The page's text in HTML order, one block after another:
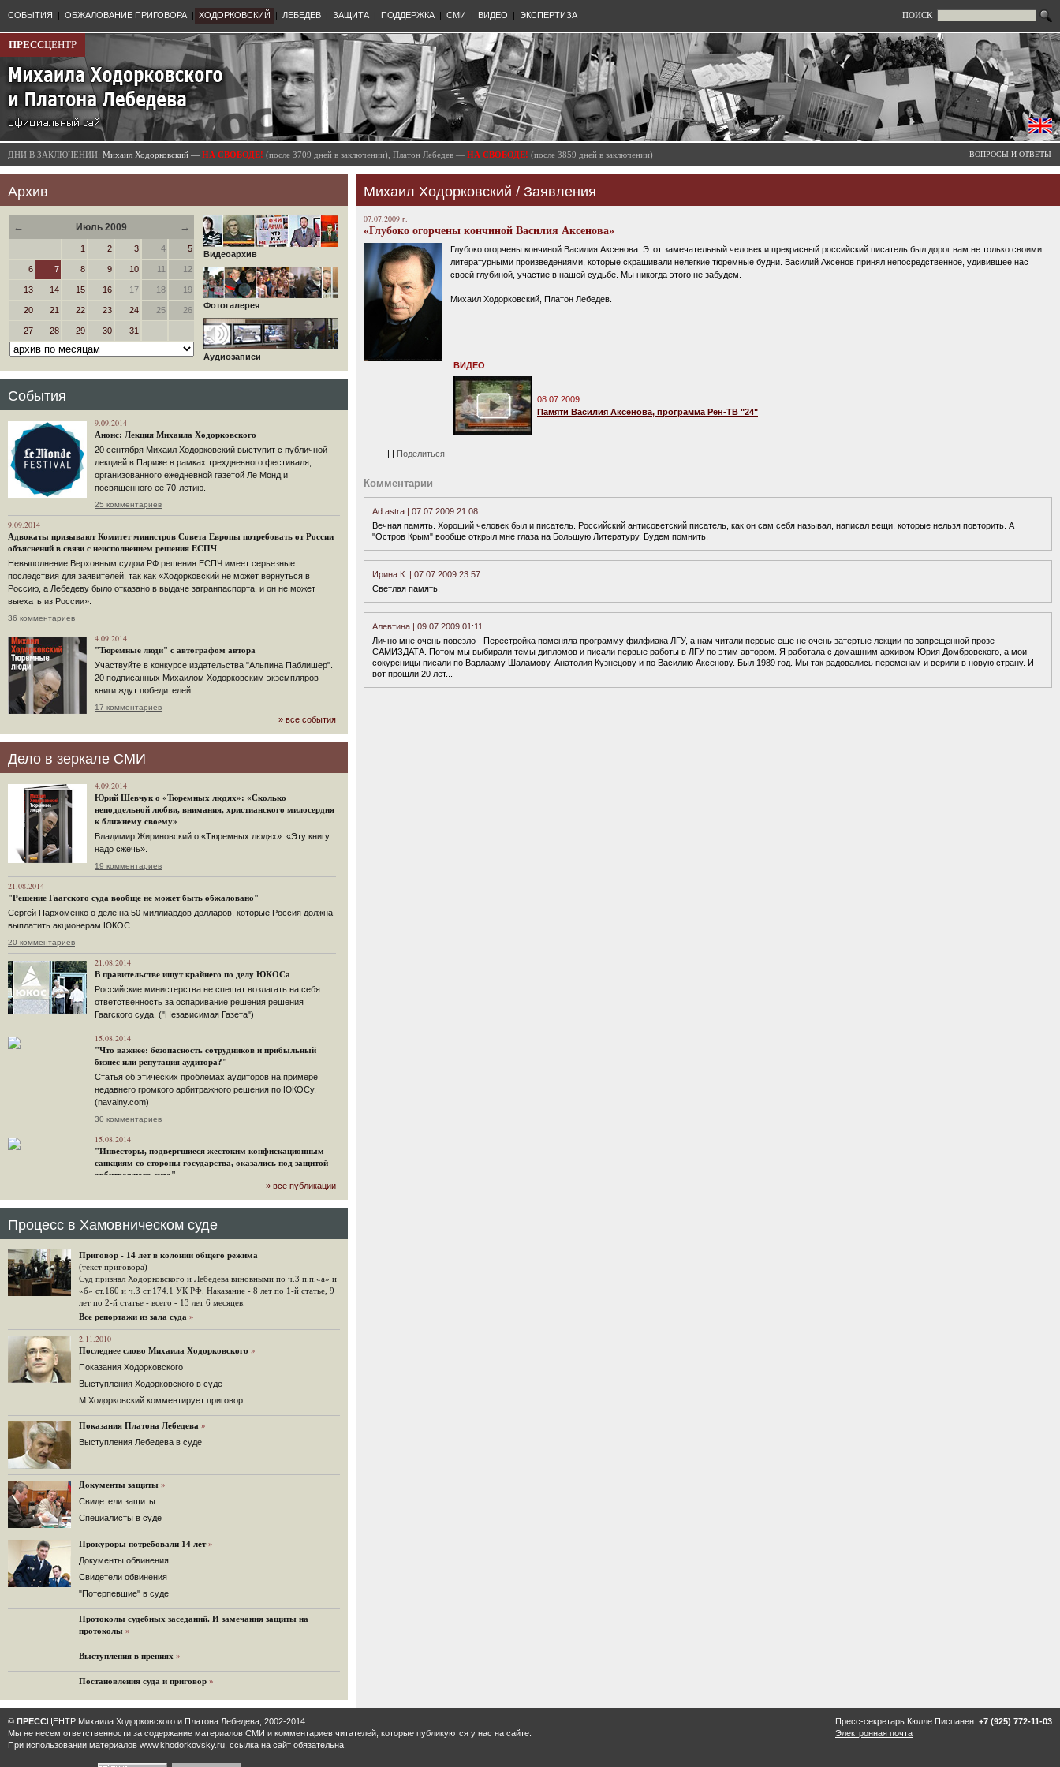
СОБЫТИЯ | ОБЖАЛОВАНИЕ ПРИГОВОРА | ХОДОРКОВСКИЙ | ЛЕБЕДЕВ | ЗАЩИТА | ПОДДЕРЖКА | СМИ | ВИДЕО | ЭКСПЕРТИЗА ПОИСК
ПРЕССЦЕНТР
ДНИ В ЗАКЛЮЧЕНИИ: Михаил Ходорковский — НА СВОБОДЕ! (после 3709 дней в заключении), Платон Лебедев — НА СВОБОДЕ! (после 3859 дней в заключении) ВОПРОСЫ И ОТВЕТЫ
Архив
← Июль 2009 →
1 2 3 4 5
6 7 8 9 10 11 12
13 14 15 16 17 18 19
20 21 22 23 24 25 26
27 28 29 30 31
Видеоархив
Фотогалерея
Аудиозаписи
События
9.09.2014
Анонс: Лекция Михаила Ходорковского
20 сентября Михаил Ходорковский выступит с публичной
лекцией в Париже в рамках трехдневного фестиваля,
организованного ежедневной газетой Ле Монд и
посвященного ее 70-летию.
25 комментариев
9.09.2014
Адвокаты призывают Комитет министров Совета Европы потребовать от России
объяснений в связи с неисполнением решения ЕСПЧ
Невыполнение Верховным судом РФ решения ЕСПЧ имеет серьезные
последствия для заявителей, так как «Ходорковский не может вернуться в
Россию, а Лебедеву было отказано в выдаче загранпаспорта, и он не может
выехать из России».
36 комментариев
4.09.2014
"Тюремные люди" с автографом автора
Участвуйте в конкурсе издательства "Альпина Паблишер".
20 подписанных Михаилом Ходорковским экземпляров
книги ждут победителей.
17 комментариев
» все события
Дело в зеркале СМИ
4.09.2014
Юрий Шевчук о «Тюремных людях»: «Сколько
неподдельной любви, внимания, христианского милосердия
к ближнему своему»
Владимир Жириновский о «Тюремных людях»: «Эту книгу
надо сжечь».
19 комментариев
21.08.2014
"Решение Гаагского суда вообще не может быть обжаловано"
Сергей Пархоменко о деле на 50 миллиардов долларов, которые Россия должна
выплатить акционерам ЮКОС.
20 комментариев
21.08.2014
В правительстве ищут крайнего по делу ЮКОСа
Российские министерства не спешат возлагать на себя
ответственность за оспаривание решения решения
Гаагского суда. ("Независимая Газета")
15.08.2014
"Что важнее: безопасность сотрудников и прибыльный
бизнес или репутация аудитора?"
Статья об этических проблемах аудиторов на примере
недавнего громкого арбитражного решения по ЮКОСу.
(navalny.com)
30 комментариев
15.08.2014
"Инвесторы, подвергшиеся жестоким конфискационным
санкциям со стороны государства, оказались под защитой
арбитражного суда"
Швейцарская газета "Neue Zuercher Zeitung" о гаагском
судебном решении.
14.08.2014
Не исключил
Владимир Путин допускает, что Россия может выйти из-под юрисдикции ЕСПЧ.
88 комментариев
14.08.2014
Нарулил
Игорь Сечин просит о помощи. Ссылаясь на санкции,
глава «Роснефти» хочет выбить из фонда национального
благосостояния 1,5 трлн рублей («Ведомости» и «Дождь»).
32 комментария
Граждане не хотят платить по счетам ЮКОСа
Решение Гаагского суда о компенсации $50 млрд поддержали 12%.
129 комментариев
11.08.2014
«Светлая Вам память, Марина Филипповна!»
Вечер у Ходорковских. Вспоминает Иван Стариков.
19 комментариев
11.08.2014
«Удивительно сильная, мощная и достойная только
преклонения женщина»
Гости и ведущие «Эха Москвы» чтут память Марины
6.08.2014
Марина Филипповна Ходорковская: «Я долго была
молодой!»
"Новая" рассказывает о судьбе Марины Филипповны и
публикует ее максимы.
6.08.2014
"Марина Ходорковская была идеальной матерью"
Дмитрий Быков о том, что Марина Филипповна умела
давать своей семье ощущение правды.
» все публикации
Процесс в Хамовническом суде
Приговор - 14 лет в колонии общего режима
(текст приговора)
Суд признал Ходорковского и Лебедева виновными по ч.3 п.п.«а» и
«б» ст.160 и ч.3 ст.174.1 УК РФ. Наказание - 8 лет по 1-й статье, 9
лет по 2-й статье - всего - 13 лет 6 месяцев.
Все репортажи из зала суда »
2.11.2010
Последнее слово Михаила Ходорковского »
Показания Ходорковского
Выступления Ходорковского в суде
М.Ходорковский комментирует приговор
Показания Платона Лебедева »
Выступления Лебедева в суде
Документы защиты »
Cвидетели защиты
Cпециалисты в суде
Прокуроры потребовали 14 лет »
Документы обвинения
Свидетели обвинения
"Потерпевшие" в суде
Протоколы судебных заседаний. И замечания защиты на
протоколы »
Выступления в прениях »
Постановления суда и приговор »
Михаил Ходорковский / Заявления
07.07.2009 г.
«Глубоко огорчены кончиной Василия Аксенова»
Глубоко огорчены кончиной Василия Аксенова. Этот замечательный человек и прекрасный российский писатель был дорог нам не только своими
литературными произведениями, которые скрашивали нелегкие тюремные будни. Василий Аксенов принял непосредственное, удивившее нас
своей глубиной, участие в нашей судьбе. Мы никогда этого не забудем.
Михаил Ходорковский, Платон Лебедев.
ВИДЕО
08.07.2009
Памяти Василия Аксёнова, программа Рен-ТВ "24"
| | Поделиться
Комментарии
Ad astra | 07.07.2009 21:08
Вечная память. Хороший человек был и писатель. Российский антисоветский писатель, как он сам себя называл, написал вещи, которые нельзя повторить. А
"Остров Крым" вообще открыл мне глаза на Большую Литературу. Будем помнить.
Ирина К. | 07.07.2009 23:57
Светлая память.
Алевтина | 09.07.2009 01:11
Лично мне очень повезло - Перестройка поменяла программу филфиака ЛГУ, а нам читали первые еще не очень затертые лекции по запрещенной прозе
САМИЗДАТА. Потом мы выбирали темы дипломов и писали первые работы в ЛГУ по этим автором. Я работала с домашним архивом Юрия Домбровского, а мои
сокурсницы писали по Варлааму Шаламову, Анатолия Кузнецову и по Василию Аксенову. Был 1989 год. Мы так радовались переменам и верили в новую страну. И
вот прошли 20 лет...
Пресс-секретарь Кюлле Писпанен: +7 (925) 772-11-03
Электронная почта
© ПРЕССЦЕНТР Михаила Ходорковского и Платона Лебедева, 2002-2014
Мы не несем ответственности за содержание материалов CМИ и комментариев читателей, которые публикуются у нас на сайте.
При использовании материалов www.khodorkovsky.ru, ссылка на сайт обязательна.